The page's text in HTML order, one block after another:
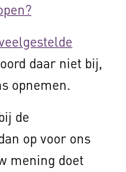
daar niet bij,
opnemen.
de
op voor ons
mening doet